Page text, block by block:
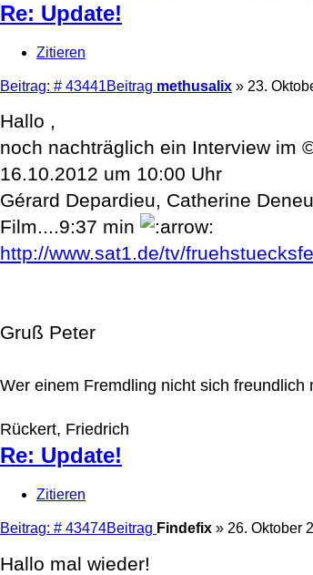
Re: Update!
Zitieren
Beitrag: # 43441Beitrag methusalix » 23.
Hallo ,
noch nachträglich ein Interview im
16.10.2012 um 10:00 Uhr
Gérard Depardieu, Catherine
Film....9:37 min
http://www.sat1.de/tv/
Gruß Peter
Wer einem Fremdling nicht sich
Rückert, Friedrich
Re: Update!
Zitieren
Beitrag: # 43474Beitrag Findefix » 26. Oktober
Hallo mal wieder!